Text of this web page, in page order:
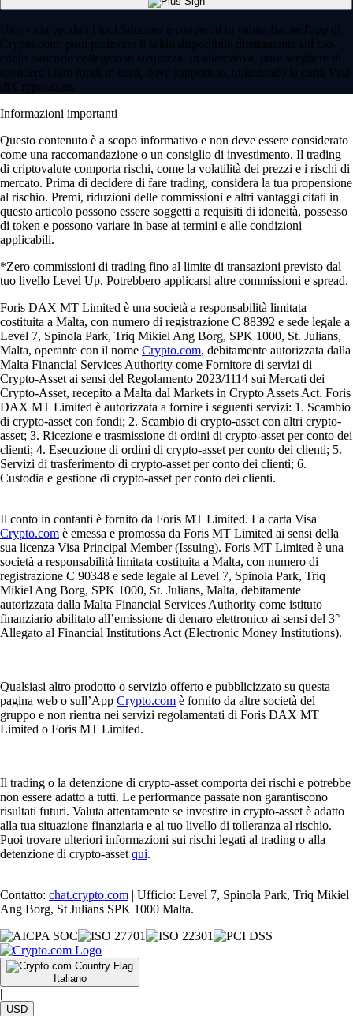
Una volta venduti i tuoi Succinct e convertiti in valuta fiat nell'app di
Crypto.com, puoi prelevare il saldo disponibile direttamente sul tuo
conto bancario collegato in sicurezza. In alternativa, puoi scegliere di
spendere i tuoi fondi in euro, dove supportato, utilizzando la carta Visa
di Crypto.com.
Informazioni importanti
Questo contenuto è a scopo informativo e non deve essere considerato
come una raccomandazione o un consiglio di investimento. Il trading
di criptovalute comporta rischi, come la volatilità dei prezzi e i rischi di
mercato. Prima di decidere di fare trading, considera la tua propensione
al rischio. Premi, riduzioni delle commissioni e altri vantaggi citati in
questo articolo possono essere soggetti a requisiti di idoneità, possesso
di token e possono variare in base ai termini e alle condizioni
applicabili.
*Zero commissioni di trading fino al limite di transazioni previsto dal
tuo livello Level Up. Potrebbero applicarsi altre commissioni e spread.
Foris DAX MT Limited è una società a responsabilità limitata
costituita a Malta, con numero di registrazione C 88392 e sede legale a
Level 7, Spinola Park, Triq Mikiel Ang Borg, SPK 1000, St. Julians,
Malta, operante con il nome Crypto.com, debitamente autorizzata dalla
Malta Financial Services Authority come Fornitore di servizi di
Crypto-Asset ai sensi del Regolamento 2023/1114 sui Mercati dei
Crypto-Asset, recepito a Malta dal Markets in Crypto Assets Act. Foris
DAX MT Limited è autorizzata a fornire i seguenti servizi: 1. Scambio
di crypto-asset con fondi; 2. Scambio di crypto-asset con altri crypto-
asset; 3. Ricezione e trasmissione di ordini di crypto-asset per conto dei
clienti; 4. Esecuzione di ordini di crypto-asset per conto dei clienti; 5.
Servizi di trasferimento di crypto-asset per conto dei clienti; 6.
Custodia e gestione di crypto-asset per conto dei clienti.
Il conto in contanti è fornito da Foris MT Limited. La carta Visa
Crypto.com è emessa e promossa da Foris MT Limited ai sensi della
sua licenza Visa Principal Member (Issuing). Foris MT Limited è una
società a responsabilità limitata costituita a Malta, con numero di
registrazione C 90348 e sede legale al Level 7, Spinola Park, Triq
Mikiel Ang Borg, SPK 1000, St. Julians, Malta, debitamente
autorizzata dalla Malta Financial Services Authority come istituto
finanziario abilitato all’emissione di denaro elettronico ai sensi del 3°
Allegato al Financial Institutions Act (Electronic Money Institutions).
Qualsiasi altro prodotto o servizio offerto e pubblicizzato su questa
pagina web o sull’App Crypto.com è fornito da altre società del
gruppo e non rientra nei servizi regolamentati di Foris DAX MT
Limited o Foris MT Limited.
Il trading o la detenzione di crypto-asset comporta dei rischi e potrebbe
non essere adatto a tutti. Le performance passate non garantiscono
risultati futuri. Valuta attentamente se investire in crypto-asset è adatto
alla tua situazione finanziaria e al tuo livello di tolleranza al rischio.
Puoi trovare ulteriori informazioni sui rischi legati al trading o alla
detenzione di crypto-asset qui.
Contatto: chat.crypto.com | Ufficio: Level 7, Spinola Park, Triq Mikiel
Ang Borg, St Julians SPK 1000 Malta.
Italiano
|
USD